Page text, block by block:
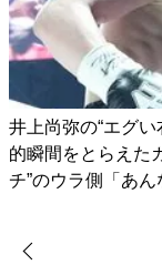
井上尚弥の“エグ
的瞬間をとらえた
チ”のウラ側「あ